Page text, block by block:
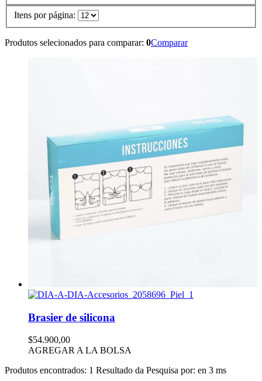
Itens por página:
Produtos selecionados para comparar: 0Comparar
Brasier de silicona
$54.900,00
AGREGAR A LA BOLSA
Produtos encontrados: 1 Resultado da Pesquisa por: en 3 ms